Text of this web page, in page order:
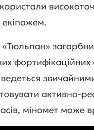
екіпажем.
«Тюльпан»
ведеться
активно-
міномет може